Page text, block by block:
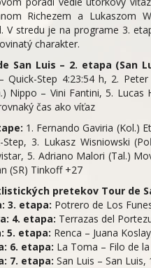
Richezem a Lukaszom
V stredu je na programe 3.
charakter.
San Luis – 2. etapa (San
Quick-Step 4:23:54 h, 2.
Nippo – Vini Fantini, 5. Lucas
čas ako víťaz
1. Fernando Gaviria (Kol.)
Step, 3. Lukasz Wisniowski
5. Adriano Malori (Tal.)
(SR) Tinkoff +27
pretekov Tour de
3. etapa: Potrero de Los
4. etapa: Terrazas del
5. etapa: Renca – Juana
6. etapa: La Toma – Filo de
7. etapa: San Luis – San Luis,